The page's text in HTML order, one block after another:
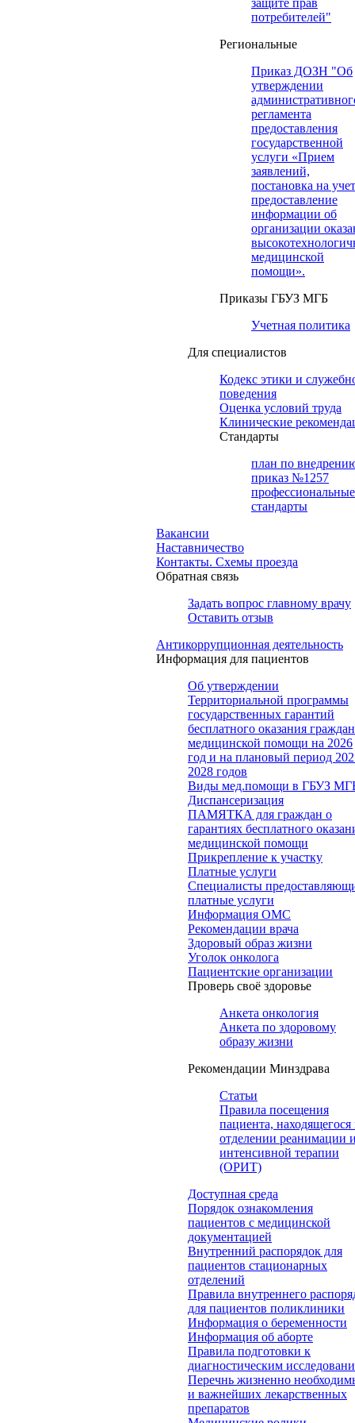
защите прав
потребителей"
Региональные
Приказ ДОЗН "Об
утверждении
регламента
предоставления
государственной
услуги «Прием
заявлений,
постановка на
предоставление
информации об
организации
медицинской
помощи».
Приказы ГБУЗ МГБ
Учетная политика
Для специалистов
Кодекс этики и
поведения
Оценка условий труда
Клинические
Cтандарты
план по
приказ №1257
профессиональные
стандарты
Вакансии
Наставничество
Контакты. Схемы проезда
Обратная связь
Задать вопрос главному врачу
Оставить отзыв
Антикоррупционная деятельность
Информация для пациентов
Об утверждении
Территориальной программы
государственных гарантий
бесплатного оказания
медицинской помощи на 2026
год и на плановый период
2028 годов
Виды мед.помощи в ГБУЗ
Диспансеризация
ПАМЯТКА для граждан о
гарантиях бесплатного
медицинской помощи
Прикрепление к участку
Платные услуги
Специалисты
платные услуги
Информация ОМС
Рекомендации врача
Здоровый образ жизни
Уголок онколога
Пациентские организации
Проверь своё здоровье
Анкета онкология
Анкета по здоровому
образу жизни
Рекомендации Минздрава
Статьи
Правила посещения
пациента, находящегося
отделении реанимации и
интенсивной терапии
(ОРИТ)
Доступная среда
Порядок ознакомления
пациентов с медицинской
документацией
Внутренний распорядок для
пациентов стационарных
отделений
Правила внутреннего
для пациентов поликлиники
Информация о беременности
Информация об аборте
Правила подготовки к
диагностическим
Перечнь жизненно
и важнейших лекарственных
препаратов